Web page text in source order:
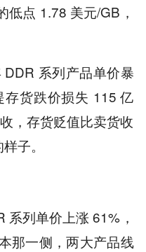
低点 1.78 美元/GB，
系列产品单价暴
货跌价损失 115 亿
，存货贬值比卖货收
子。
列单价上涨 61%，
那一侧，两大产品线